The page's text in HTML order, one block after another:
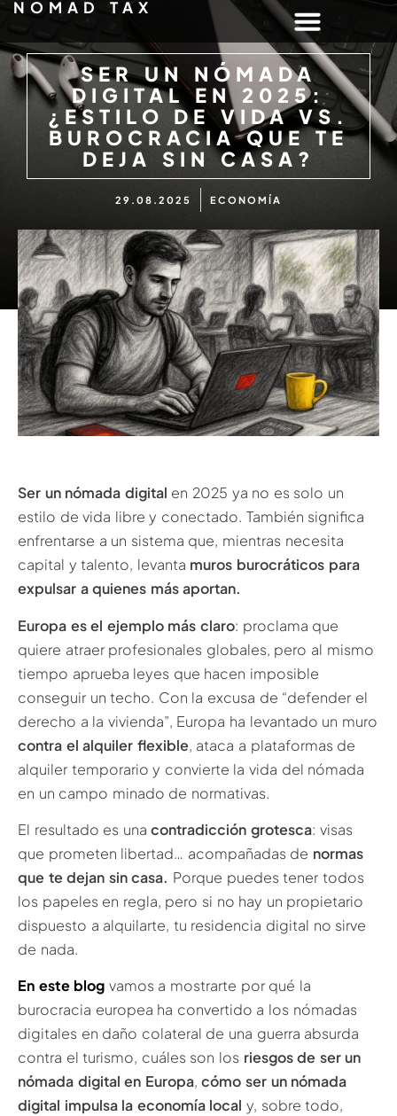
NOMAD TAX
SER UN NÓMADA
DIGITAL EN 2025:
¿ESTILO DE VIDA VS.
BUROCRACIA QUE TE
DEJA SIN CASA?
29.08.2025 ECONOMÍA
Ser un nómada digital en 2025 ya no es solo un
estilo de vida libre y conectado. También significa
enfrentarse a un sistema que, mientras necesita
capital y talento, levanta muros burocráticos para
expulsar a quienes más aportan.
Europa es el ejemplo más claro: proclama que
quiere atraer profesionales globales, pero al mismo
tiempo aprueba leyes que hacen imposible
conseguir un techo. Con la excusa de “defender el
derecho a la vivienda”, Europa ha levantado un muro
contra el alquiler flexible, ataca a plataformas de
alquiler temporario y convierte la vida del nómada
en un campo minado de normativas.
El resultado es unacontradicción grotesca: visas
que prometen libertad… acompañadas de normas
que te dejan sin casa. Porque puedes tener todos
los papeles en regla, pero si no hay un propietario
dispuesto a alquilarte, tu residencia digital no sirve
de nada.
En este blog vamos a mostrarte por qué la
burocracia europea ha convertido a los nómadas
digitales en daño colateral de una guerra absurda
contra el turismo, cuáles son los riesgos de ser un
nómada digital en Europa,cómo ser un nómada
digital impulsa la economía local y, sobre todo,